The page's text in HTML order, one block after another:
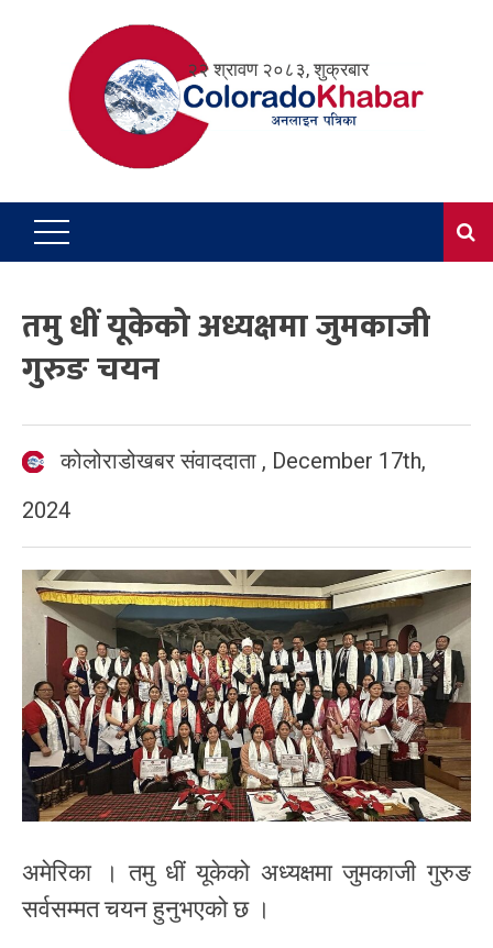
२२ श्रावण २०८३, शुक्रबार
तमु धीं यूकेको अध्यक्षमा जुमकाजी
गुरुङ चयन
कोलोराडोखबर संवाददाता , December 17th,
2024
अमेरिका । तमु धीं यूकेको अध्यक्षमा जुमकाजी गुरुङ
सर्वसम्मत चयन हुनुभएको छ ।